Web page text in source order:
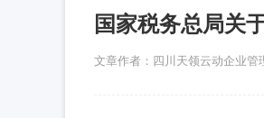
国家税务总局关
文章作者：四川天领云动企业管